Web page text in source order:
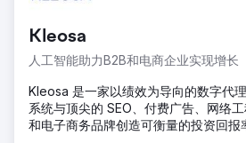
Kleosa
人工智能助力B2B和电商企业实现增长
Kleosa 是一家以绩效为导向的数字代
系统与顶尖的 SEO、付费广告、网络
和电子商务品牌创造可衡量的投资回报